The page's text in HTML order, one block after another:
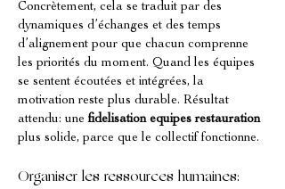
Concrètement, cela se traduit par des
dynamiques d’échanges et des temps
d’alignement pour que chacun comprenne
les priorités du moment. Quand les équipes
se sentent écoutées et intégrées, la
motivation reste plus durable. Résultat
attendu: une fidelisation equipes restauration
plus solide, parce que le collectif fonctionne.
Organiser les ressources humaines: